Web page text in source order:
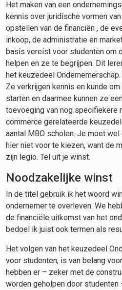
Het maken van een
kennis over juridische vormen
opstellen van de financiën , de
inkoop, de administratie en
basis vereist voor studenten om
helpen en ze te begrijpen. Dit
het keuzedeel
Ze verkrijgen kennis en kunde
starten en daarmee kunnen ze
toevoeging van nog specifiekere
commerce gerelateerde
aantal MBO scholen. Je moet
hier niet voor te kiezen, want de
zijn legio. Tel uit je winst.
Noodzakelijke winst
In de titel gebruik ik het woord
ondernemer te overleven. We
de financiële uitkomst van het
bedoel ik juist ook termen als
Het volgen van het keuzedeel
voor studenten, is van belang
hebben er – zeker met de
worden geholpen door studenten